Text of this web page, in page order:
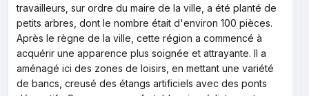
travailleurs, sur ordre du maire de la ville, a été planté de
petits arbres, dont le nombre était d'environ 100 pièces.
Après le règne de la ville, cette région a commencé à
acquérir une apparence plus soignée et attrayante. Il a
aménagé ici des zones de loisirs, en mettant une variété
de bancs, creusé des étangs artificiels avec des ponts